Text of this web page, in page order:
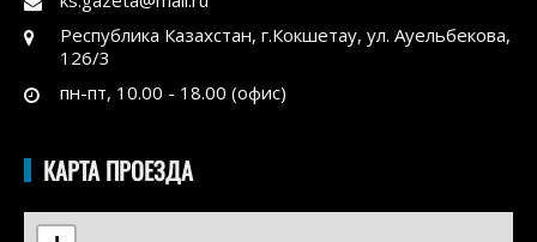
Республика Казахстан, г.Кокшетау, ул. Ауельбекова,
126/3
пн-пт, 10.00 - 18.00 (офис)
КАРТА ПРОЕЗДА